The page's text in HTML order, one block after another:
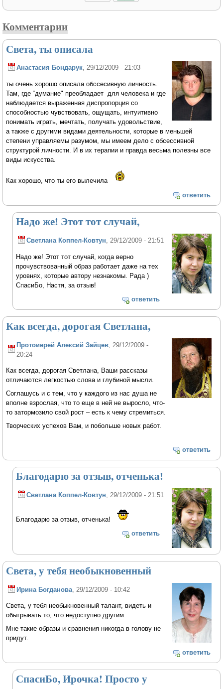
Комментарии
Света, ты описала
Анастасия Бондарук, 29/12/2009 - 21:03
ты очень хорошо описала обссесивную личность.
Там, где “думание" преобладает для человека и где
наблюдается выраженная диспропорция со
способностью чувствовать, ощущать, интуитивно
понимать играть, мечтать, получать удовольствие,
а также с другими видами деятельности, которые в меньшей
степени управляемы разумом, мы имеем дело с обсессивной
структурой личности. И в их терапии и правда весьма полезны все
виды искусства.
Как хорошо, что ты его вылечила
ответить
Надо же! Этот тот случай,
Светлана Коппел-Ковтун , 29/12/2009 - 21:51
Надо же! Этот тот случай, когда верно
прочувствованный образ работает даже на тех
уровнях, которые автору незнакомы. Рада )
СпасиБо, Настя, за отзыв!
ответить
Как всегда, дорогая Светлана,
Протоиерей Алексий Зайцев , 29/12/2009 -
20:24
Как всегда, дорогая Светлана, Ваши рассказы
отличаются легкостью слова и глубиной мысли.
Соглашусь и с тем, что у каждого из нас душа не
вполне взрослая, что то еще в ней не выросло, что-
то затормозило свой рост – есть к чему стремиться.
Творческих успехов Вам, и побольше новых работ.
ответить
Благодарю за отзыв, отченька!
Светлана Коппел-Ковтун , 29/12/2009 - 21:51
Благодарю за отзыв, отченька!
ответить
Света, у тебя необыкновенный
Ирина Богданова , 29/12/2009 - 10:42
Света, у тебя необыкновенный талант, видеть и
обыгрывать то, что недоступно другим.
Мне такие образы и сравнения никогда в голову не
придут.
ответить
СпасиБо, Ирочка! Просто у